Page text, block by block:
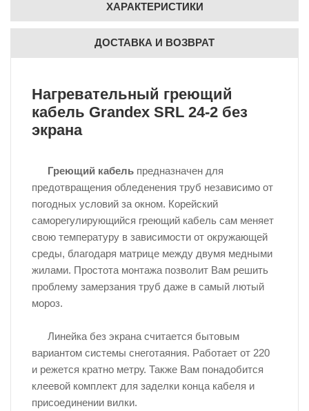
ХАРАКТЕРИСТИКИ
ДОСТАВКА И ВОЗВРАТ
Нагревательный греющий
кабель Grandex SRL 24-2 без
экрана
Греющий кабельпредназначен для
предотвращения обледенения труб независимо от
погодных условий за окном. Корейский
саморегулирующийся греющий кабель сам меняет
свою температуру в зависимости от окружающей
среды, благодаря матрице между двумя медными
жилами. Простота монтажа позволит Вам решить
проблему замерзания труб даже в самый лютый
мороз.
Линейка без экрана считается бытовым
вариантом системы снеготаяния. Работает от 220
и режется кратно метру. Также Вам понадобится
клеевой комплект для заделки конца кабеля и
присоединении вилки.